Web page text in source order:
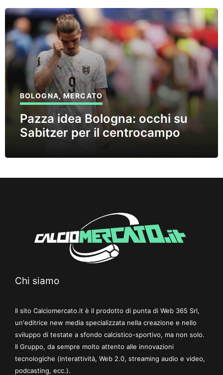
BOLOGNA,MERCATO
Pazza idea Bologna: occhi su
Sabitzer per il centrocampo
Chi siamo
Il sito Calciomercato.it è il prodotto di punta di Web 365 Srl,
un'editrice new media specializzata nella creazione e nello
sviluppo di testate a sfondo calcistico-sportivo, ma non solo.
Il Gruppo, da sempre molto attento alle innovazioni
tecnologiche (interattività, Web 2.0, streaming audio e video,
podcasting, ecc.).